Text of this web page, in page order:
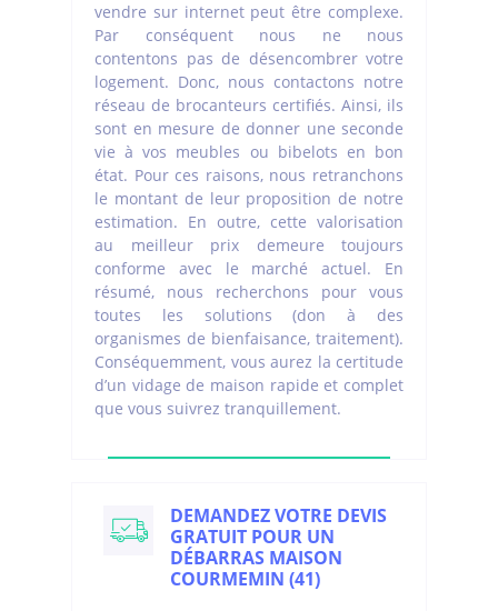
vendre sur internet peut être complexe.
Par conséquent nous ne nous
contentons pas de désencombrer votre
logement. Donc, nous contactons notre
réseau de brocanteurs certifiés. Ainsi, ils
sont en mesure de donner une seconde
vie à vos meubles ou bibelots en bon
état. Pour ces raisons, nous retranchons
le montant de leur proposition de notre
estimation. En outre, cette valorisation
au meilleur prix demeure toujours
conforme avec le marché actuel. En
résumé, nous recherchons pour vous
toutes les solutions (don à des
organismes de bienfaisance, traitement).
Conséquemment, vous aurez la certitude
d’un vidage de maison rapide et complet
que vous suivrez tranquillement.
DEMANDEZ VOTRE DEVIS
GRATUIT POUR UN
DÉBARRAS MAISON
COURMEMIN (41)